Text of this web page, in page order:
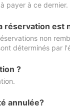
payer à ce dernier.
réservation est
non
déterminés par
?
annulée?